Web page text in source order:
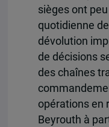
sièges ont
quotidienne
dévolution
de décisions
des chaînes
opérations en
Beyrouth à